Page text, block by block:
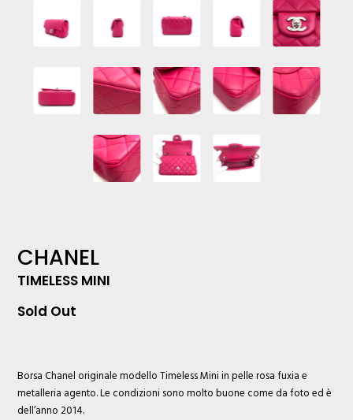
CHANEL
TIMELESS MINI
Sold Out
BorsaChanel originale modello Timeless Mini in pelle rosa fuxia e
metalleria agento. Le condizioni sono molto buone come da foto ed è
dell’anno 2014.